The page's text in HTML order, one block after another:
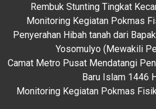
Rembuk Stunting Tingkat
Monitoring Kegiatan Pokmas
Penyerahan Hibah tanah dari
Yosomulyo (Mewakili
Camat Metro Pusat Mendatangi
Baru Islam 1446
Monitoring Kegiatan Pokmas